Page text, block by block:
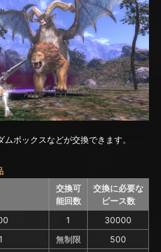
ボックスなどが交換できます。
交換可
能回数
交換に必要な
ピース数
1
30000
無制限
500